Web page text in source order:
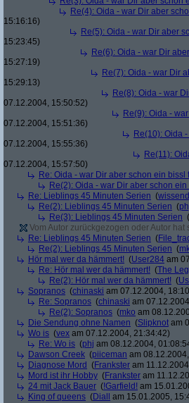
Re(4): Oida - war Dir aber
15:16:16)
Re(5): Oida - war Dir aber
15:23:45)
Re(6): Oida - war Dir
15:27:19)
Re(7): Oida - war Dir
15:29:13)
Re(8): Oida - war
07.12.2004, 15:50:52)
Re(9): Oida -
07.12.2004, 15:51:36)
Re(10): Oida
07.12.2004, 15:55:36)
Re(11):
07.12.2004, 15:57:50)
Re: Oida - war Dir aber schon ein
Re(2): Oida - war Dir aber schon
Re: Lieblings 45 Minuten Serien (
Re(2): Lieblings 45 Minuten Serien (
Re(3): Lieblings 45 Minuten Serien (
Vom Autor zurückgezogen oder Autor
Re: Lieblings 45 Minuten Serien (
Re(2): Lieblings 45 Minuten Serien (
Hör mal wer da hämmert! (User284 am
Re: Hör mal wer da hämmert! (The
Re(2): Hör mal wer da hämmert! (
Sopranos (chinaski am 07.12.2004,
Re: Sopranos (chinaski am
Re(2): Sopranos (mko am
Die Sendung ohne Namen (Slipknot am
Wo is (vex am 07.12.2004, 21:34:42)
Re: Wo is (phj am 08.12.2004,
Dawson Creek (piiceman am
Diagnose Mord (Frankster am
Mord ist ihr Hobby (Frankster am
24 mit Jack Bauer (!Garfield! am
King of queens (Diall
am 15.01.2005,